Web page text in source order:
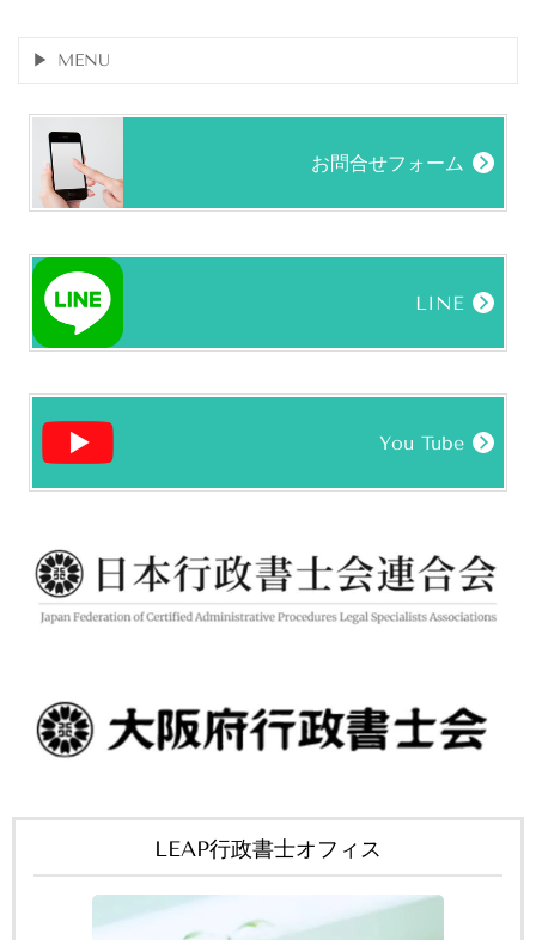
MENU
お問合せフォーム
LINE
You Tube
LEAP行政書士オフィス